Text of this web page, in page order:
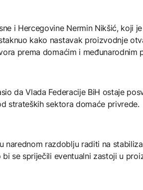
i Hercegovine Nermin Nikšić, koji
kako nastavak proizvodnje
prema domaćim i međunarodnim
da Vlada Federacije BiH ostaje
strateških sektora domaće privrede.
narednom razdoblju raditi na
se spriječili eventualni zastoji u